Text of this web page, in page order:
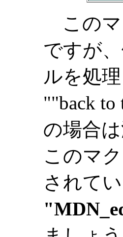
このマ
ですが
ルを処
""back
の場合
このマ
されて